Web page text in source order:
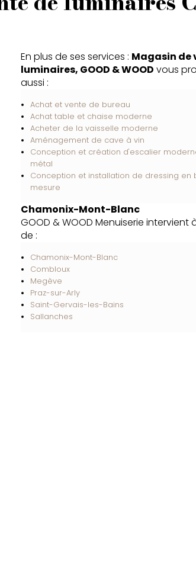
En plus de ses services : Magasin de
luminaires, GOOD & WOOD vous
aussi :
Achat et vente de bureau
Achat table et chaise moderne
Acheter de la vaisselle moderne
Aménagement de cave à vin
Conception et création d'escalier
métal
Conception et installation de dressing en
mesure
Chamonix-Mont-Blanc
GOOD & WOOD Menuiserie intervient
de :
Chamonix-Mont-Blanc
Combloux
Megève
Praz-sur-Arly
Saint-Gervais-les-Bains
Sallanches